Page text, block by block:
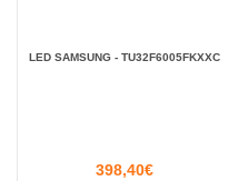
LED SAMSUNG - TU32F6005FKXXC
398,40€